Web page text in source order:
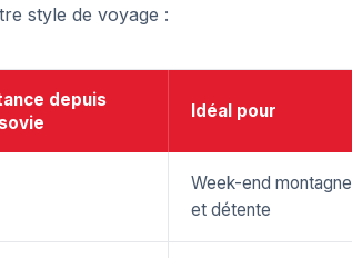
style de voyage :
depuis
Idéal pour
Week-end montagne
et détente